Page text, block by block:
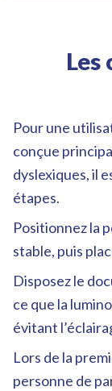
Les
Pour une
conçue
dyslexiques, il
étapes.
Positionnez la
stable, puis
Disposez le
ce que la
évitant
Lors de la
personne de